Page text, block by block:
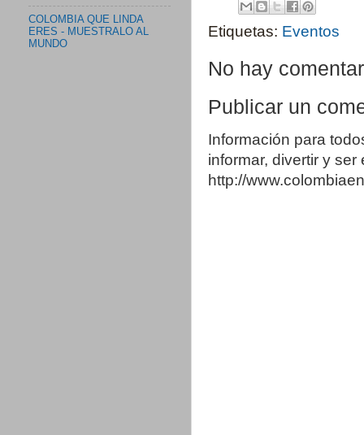
Etiquetas: Eventos
No hay
Publicar un
Información para
informar, divertir y
http://
COLOMBIA QUE LINDA
ERES - MUESTRALO AL
MUNDO